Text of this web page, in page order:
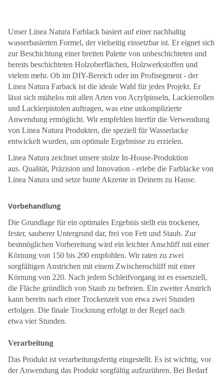
Unser Linea Natura Farblack basiert auf einer nachhaltig
wasserbasierten Formel, der vielseitig einsetzbar ist. Er eignet sich
zur Beschichtung einer breiten Palette von unbeschichteten und
bereits beschichteten Holzoberflächen, Holzwerkstoffen und
vielem mehr. Ob im DIY-Bereich oder im Profisegment - der
Linea Natura Farback ist die ideale Wahl für jedes Projekt. Er
lässt sich mühelos mit allen Arten von Acrylpinseln, Lackierrollen
und Lackierpistolen auftragen, was eine unkomplizierte
Anwendung ermöglicht. Wir empfehlen hierfür die Verwendung
von Linea Natura Produkten, die speziell für Wasserlacke
entwickelt wurden, um optimale Ergebnisse zu erzielen.
Linea Natura zeichnet unsere stolze In-House-Produktion
aus. Qualität, Präzision und Innovation - erlebe die Farblacke von
Linea Natura und setze bunte Akzente in Deinem zu Hause.
Vorbehandlung
Die Grundlage für ein optimales Ergebnis stellt ein trockener,
fester, sauberer Untergrund dar, frei von Fett und Staub. Zur
bestmöglichen Vorbereitung wird ein leichter Anschliff mit einer
Körnung von 150 bis 200 empfohlen. Wir raten zu zwei
sorgfältigen Anstrichen mit einem Zwischenschliff mit einer
Körnung von 220. Nach jedem Schleifvorgang ist es essenziell,
die Fläche gründlich von Staub zu befreien. Ein zweiter Anstrich
kann bereits nach einer Trockenzeit von etwa zwei Stunden
erfolgen. Die finale Trocknung erfolgt in der Regel nach
etwa vier Stunden.
Verarbeitung
Das Produkt ist verarbeitungsfertig eingestellt. Es ist wichtig, vor
der Anwendung das Produkt sorgfältig aufzurühren. Bei Bedarf